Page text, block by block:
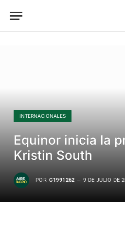
INTERNACIONALES
Equinor inicia la
Kristin South
POR C1991262 9 DE JULIO DE